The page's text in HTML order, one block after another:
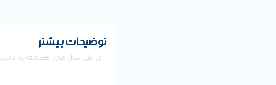
توضیحات بیشتر
در طی سال های گذشته به دلیل